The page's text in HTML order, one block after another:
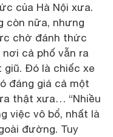
của Hà Nội xưa.
còn nữa, nhưng
chờ đánh thức
cả phố vẫn ra
Đó là chiếc xe
đáng giá cả một
thật xưa… “Nhiều
việc vô bổ, nhất là
đường. Tuy